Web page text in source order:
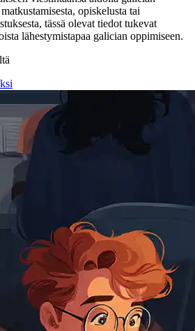
opiskelusta tai
tässä olevat tiedot tukevat
lähestymistapaa galician oppimiseen.